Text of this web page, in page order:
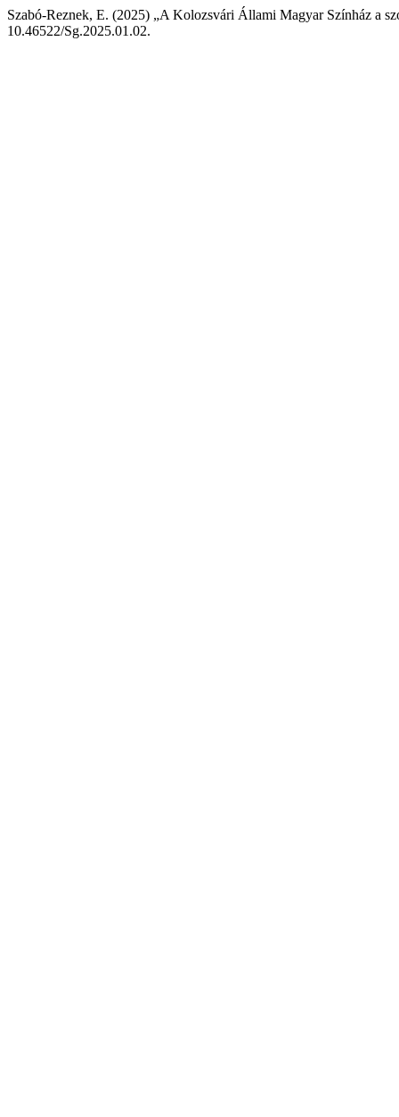
Szabó-Reznek, E. (2025) „A Kolozsvári Állami Magyar Színház a
10.46522/Sg.2025.01.02.